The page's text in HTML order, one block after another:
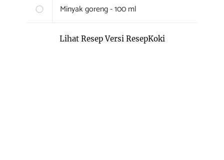
Minyak goreng - 100 ml
Lihat Resep Versi ResepKoki